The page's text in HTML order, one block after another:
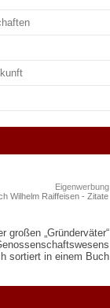
Eigenwerbung
großen „Gründerväter“
sortiert in einem Buch